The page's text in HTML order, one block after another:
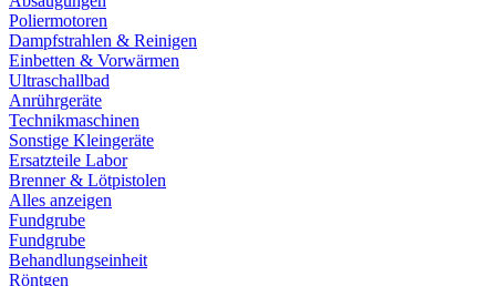
Poliermotoren
Dampfstrahlen & Reinigen
Einbetten & Vorwärmen
Ultraschallbad
Anrührgeräte
Technikmaschinen
Sonstige Kleingeräte
Ersatzteile Labor
Brenner & Lötpistolen
Alles anzeigen
Fundgrube
Fundgrube
Behandlungseinheit
Röntgen